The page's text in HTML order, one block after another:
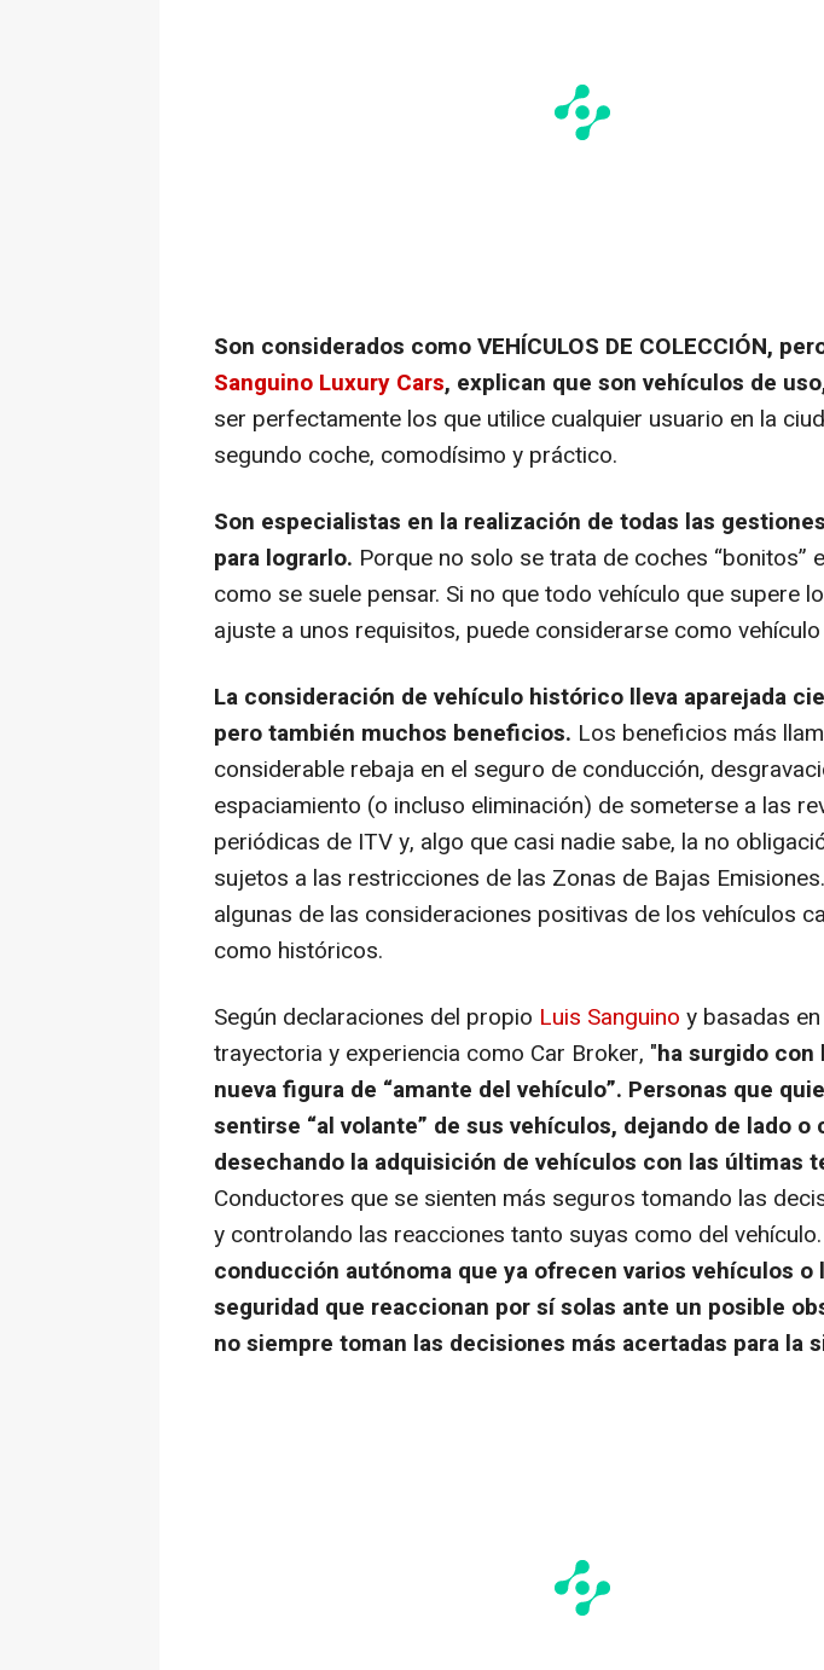
Son considerados como VEHÍCULOS DE COLECCIÓN,
Sanguino Luxury Cars, explican que son vehículos de
ser perfectamente los que utilice cualquier usuario en la
segundo coche, comodísimo y práctico.
Son especialistas en la realización de todas las
para lograrlo. Porque no solo se trata de coches “bonitos”
como se suele pensar. Si no que todo vehículo que supere
ajuste a unos requisitos, puede considerarse como
La consideración de vehículo histórico lleva aparejada
pero también muchos beneficios. Los beneficios más
considerable rebaja en el seguro de conducción,
espaciamiento (o incluso eliminación) de someterse a las
periódicas de ITV y, algo que casi nadie sabe, la no
sujetos a las restricciones de las Zonas de Bajas
algunas de las consideraciones positivas de los vehículos
como históricos.
Según declaraciones del propio Luis Sanguino y basadas
trayectoria y experiencia como Car Broker, "ha surgido con
nueva figura de “amante del vehículo”. Personas que
sentirse “al volante” de sus vehículos, dejando de lado o
desechando la adquisición de vehículos con las últimas
Conductores que se sienten más seguros tomando las
y controlando las reacciones tanto suyas como del
conducción autónoma que ya ofrecen varios vehículos o
seguridad que reaccionan por sí solas ante un posible
no siempre toman las decisiones más acertadas para la